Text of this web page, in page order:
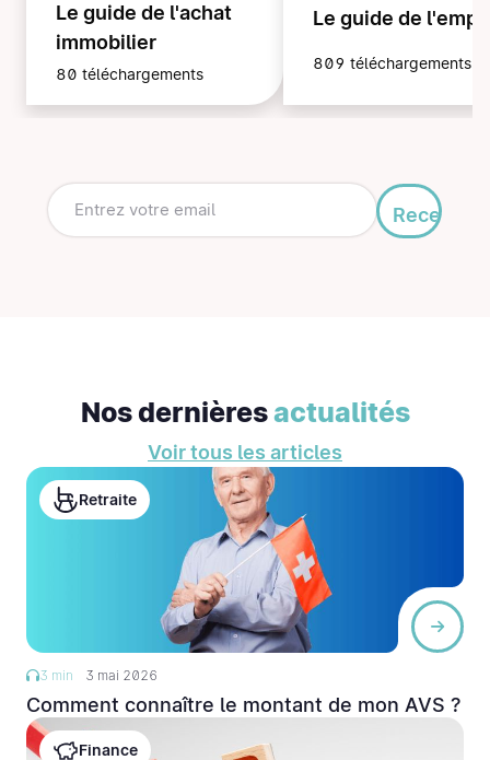
Le guide de l'achat
immobilier
80 téléchargements
Le guide de
809 téléchargements
Recevoir
mon
Nos dernièresactualités
Voir tous les articles
Retraite
3 min 3 mai 2026
Comment connaître le montant de mon AVS ?
Finance